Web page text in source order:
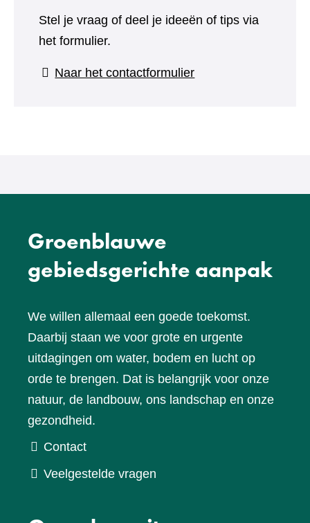
Stel je vraag of deel je ideeën of tips via
het formulier.
Naar het contactformulier(verwijst
Groenblauwe
gebiedsgerichte aanpak
We willen allemaal een goede toekomst.
Daarbij staan we voor grote en urgente
uitdagingen om water, bodem en lucht op
orde te brengen. Dat is belangrijk voor onze
natuur, de landbouw, ons landschap en onze
gezondheid.
Contact
Veelgestelde vragen